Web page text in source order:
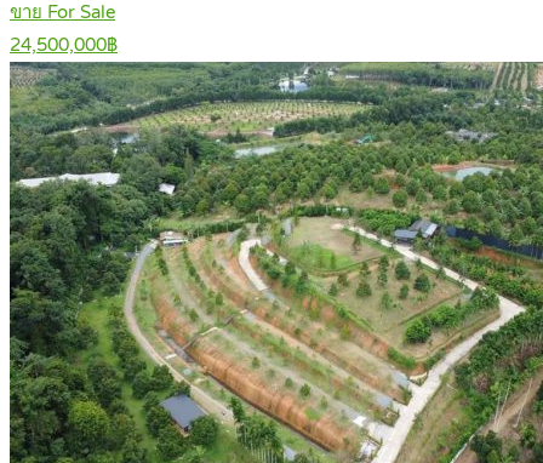
ขาย For Sale
24,500,000฿